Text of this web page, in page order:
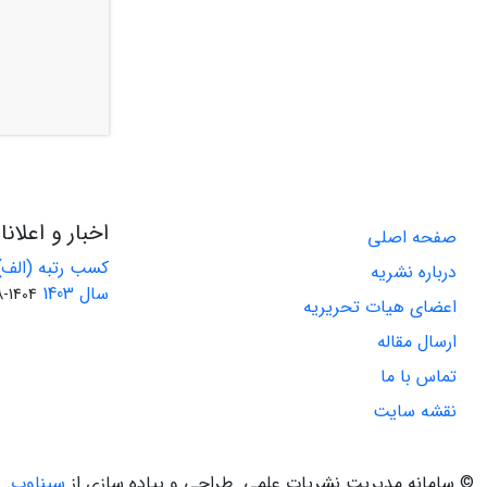
صفحه اصلی
درباره نشریه
اعضای هیات تحریریه
ارسال مقاله
تماس با ما
نقشه سایت
اخبار و
کسب رتبه
سال 1403
1404-08-01